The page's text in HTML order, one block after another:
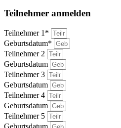
Teilnehmer anmelden
Teilnehmer 1*
Geburtsdatum*
Teilnehmer 2
Geburtsdatum
Teilnehmer 3
Geburtsdatum
Teilnehmer 4
Geburtsdatum
Teilnehmer 5